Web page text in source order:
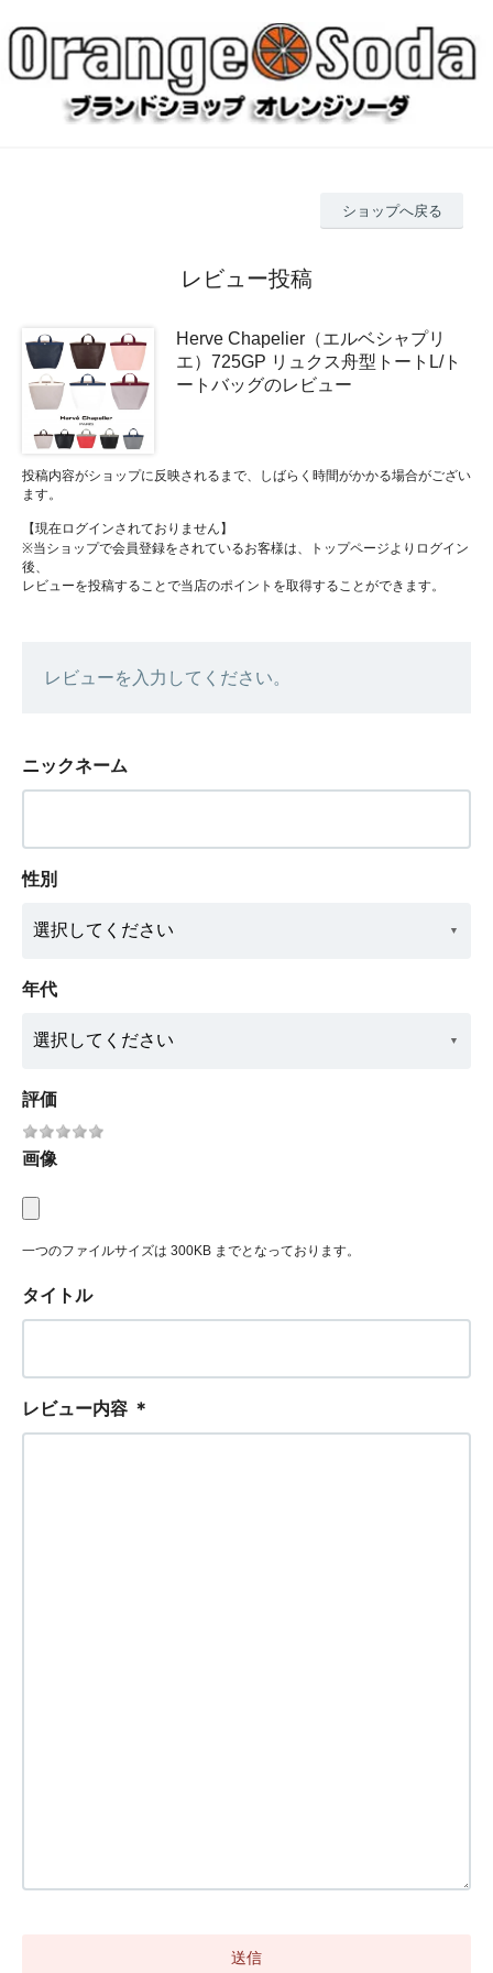
ショップへ戻る
レビュー投稿
Herve Chapelier（エルベシャプリ
エ）725GP リュクス舟型トートL/ト
ートバッグのレビュー
投稿内容がショップに反映されるまで、しばらく時間がかかる場合がござい
ます。
【現在ログインされておりません】
※当ショップで会員登録をされているお客様は、トップページよりログイン
後、
レビューを投稿することで当店のポイントを取得することができます。
レビューを入力してください。
ニックネーム
性別
年代
評価
画像
一つのファイルサイズは 300KB までとなっております。
タイトル
レビュー内容 ＊